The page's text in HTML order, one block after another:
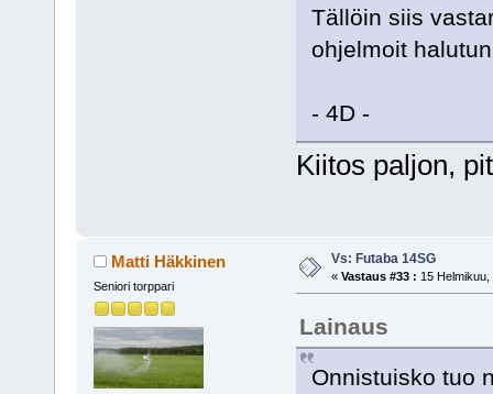
Tällöin siis
ohjelmoit
- 4D -
Kiitos paljon,
Matti Häkkinen
Seniori torppari
Vs: Futaba 14SG
« Vastaus #33 : 15
Lainaus
Onnistuisko tuo